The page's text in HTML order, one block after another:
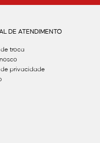
DE ATENDIMENTO
troca
de privacidade